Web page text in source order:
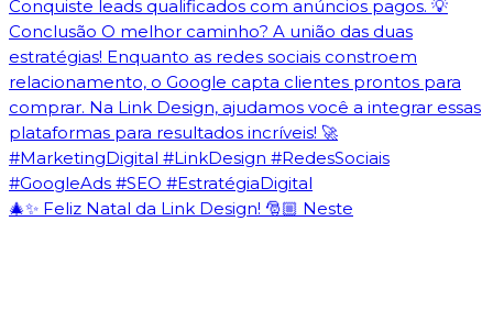
🎄✨ Feliz Natal da Link Design! 🎅🏼 Neste